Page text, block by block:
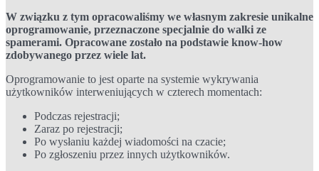
W związku z tym opracowaliśmy we własnym zakresie unikalne
oprogramowanie, przeznaczone specjalnie do walki ze
spamerami. Opracowane zostało na podstawie know-how
zdobywanego przez wiele lat.
Oprogramowanie to jest oparte na systemie wykrywania
użytkowników interweniujących w czterech momentach:
Podczas rejestracji;
Zaraz po rejestracji;
Po wysłaniu każdej wiadomości na czacie;
Po zgłoszeniu przez innych użytkowników.